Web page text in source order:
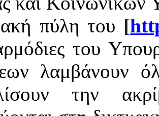
πύλη του [
του
λαμβάνουν
την